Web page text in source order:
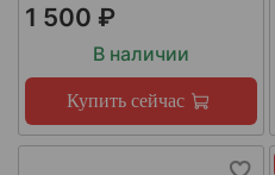
1 500 ₽
В наличии
Купить сейчас